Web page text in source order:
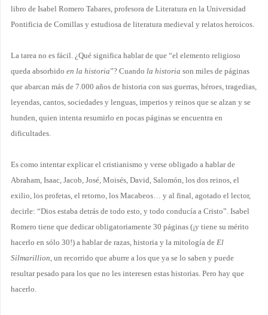
libro de Isabel Romero Tabares, profesora de Literatura en la Universidad
Pontificia de Comillas y estudiosa de literatura medieval y relatos heroicos.
La tarea no es fácil. ¿Qué significa hablar de que “el elemento religioso
queda absorbido en la historia”? Cuando la historia son miles de páginas
que abarcan más de 7.000 años de historia con sus guerras, héroes, tragedias,
leyendas, cantos, sociedades y lenguas, imperios y reinos que se alzan y se
hunden, quien intenta resumirlo en pocas páginas se encuentra en
dificultades.
Es como intentar explicar el cristianismo y verse obligado a hablar de
Abraham, Isaac, Jacob, José, Moisés, David, Salomón, los dos reinos, el
exilio, los profetas, el retorno, los Macabeos… y al final, agotado el lector,
decirle: “Dios estaba detrás de todo esto, y todo conducía a Cristo”. Isabel
Romero tiene que dedicar obligatoriamente 30 páginas (¡y tiene su mérito
hacerlo en sólo 30!) a hablar de razas, historia y la mitología de El
Silmarillion, un recorrido que aburre a los que ya se lo saben y puede
resultar pesado para los que no les interesen estas historias. Pero hay que
hacerlo.